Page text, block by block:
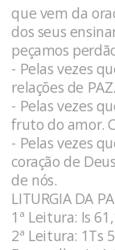
que vem da
dos seus
peçamos
- Pelas vezes
relações de
- Pelas vezes
fruto do amor.
- Pelas vezes
coração de
de nós.
LITURGIA DA
1ª Leitura: Is
2ª Leitura: 1Ts